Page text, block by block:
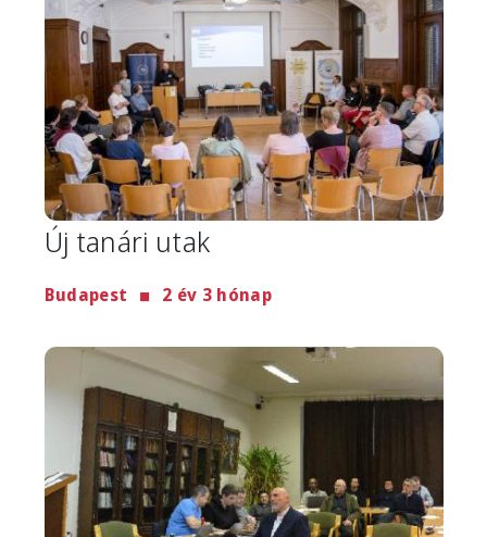
Új tanári utak
Budapest 2 év 3 hónap
Image